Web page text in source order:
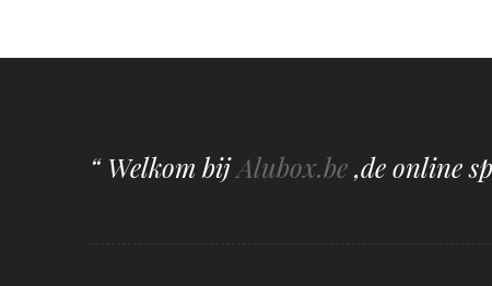
“ Welkom bijAlubox.be,de online